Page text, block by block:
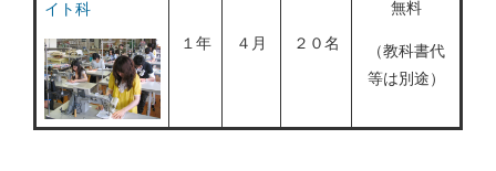
イト科
１年
４月 ２０名
無料
（教科書代
等は別途）